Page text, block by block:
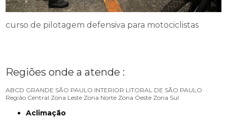
curso de pilotagem defensiva para motociclistas
Regiões onde a atende :
ABCD GRANDE SÃO PAULO INTERIOR LITORAL DE SÃO PAULO
Região Central Zona Leste Zona Norte Zona Oeste Zona Sul
Aclimação